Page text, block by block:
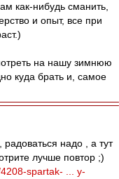
как-нибудь сманить,
и опыт, все при
на нашу зимнюю
куда брать и, самое
надо , а тут
лучше повтор ;)
spartak- ... y-